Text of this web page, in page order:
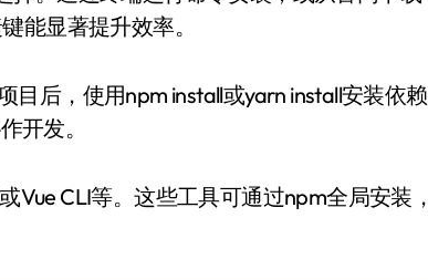
能显著提升效率。
后，使用npm install或yarn install安装依赖
开发。
Vue CLI等。这些工具可通过npm全局安装，